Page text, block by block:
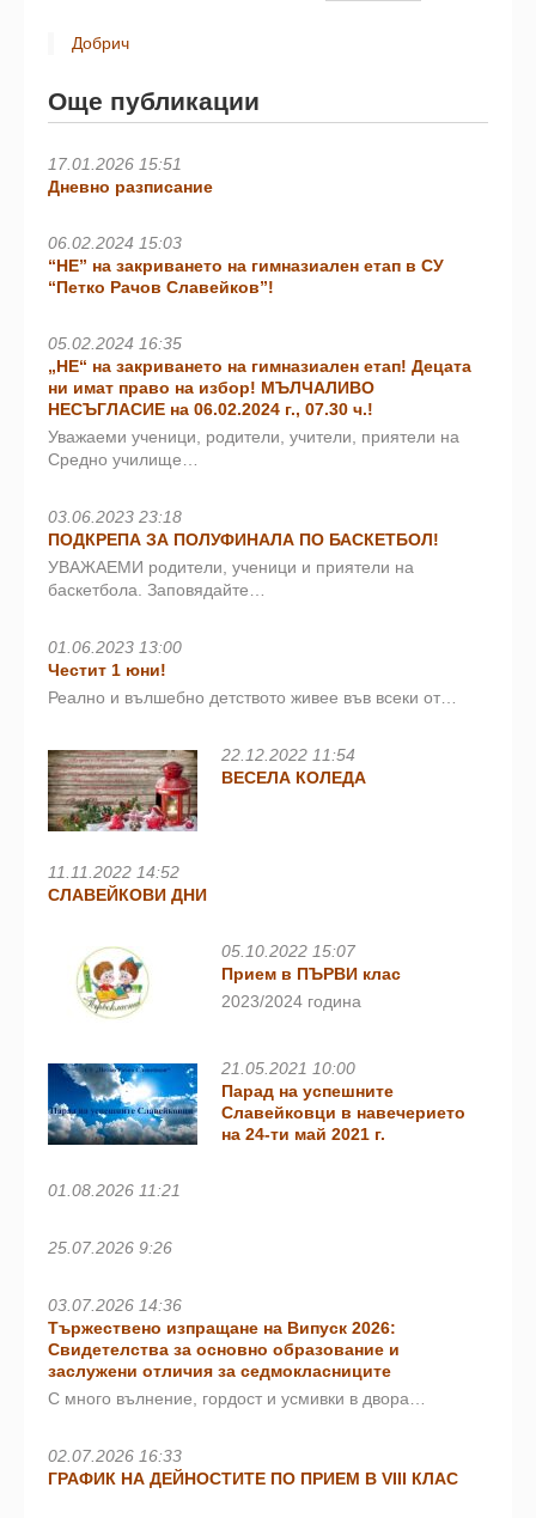
Добрич
Още публикации
17.01.2026 15:51
Дневно разписание
06.02.2024 15:03
“НЕ” на закриването на гимназиален етап в СУ
“Петко Рачов Славейков”!
05.02.2024 16:35
„НЕ“ на закриването на гимназиален етап! Децата
ни имат право на избор! МЪЛЧАЛИВО
НЕСЪГЛАСИЕ на 06.02.2024 г., 07.30 ч.!
Уважаеми ученици, родители, учители, приятели на
Средно училище…
03.06.2023 23:18
ПОДКРЕПА ЗА ПОЛУФИНАЛА ПО БАСКЕТБОЛ!
УВАЖАЕМИ родители, ученици и приятели на
баскетбола. Заповядайте…
01.06.2023 13:00
Честит 1 юни!
Реално и вълшебно детството живее във всеки от…
22.12.2022 11:54
ВЕСЕЛА КОЛЕДА
11.11.2022 14:52
СЛАВЕЙКОВИ ДНИ
05.10.2022 15:07
Прием в ПЪРВИ клас
2023/2024 година
21.05.2021 10:00
Парад на успешните
Славейковци в навечерието
на 24-ти май 2021 г.
01.08.2026 11:21
25.07.2026 9:26
03.07.2026 14:36
Тържествено изпращане на Випуск 2026:
Свидетелства за основно образование и
заслужени отличия за седмокласниците
С много вълнение, гордост и усмивки в двора…
02.07.2026 16:33
ГРАФИК НА ДЕЙНОСТИТЕ ПО ПРИЕМ В VIII КЛАС